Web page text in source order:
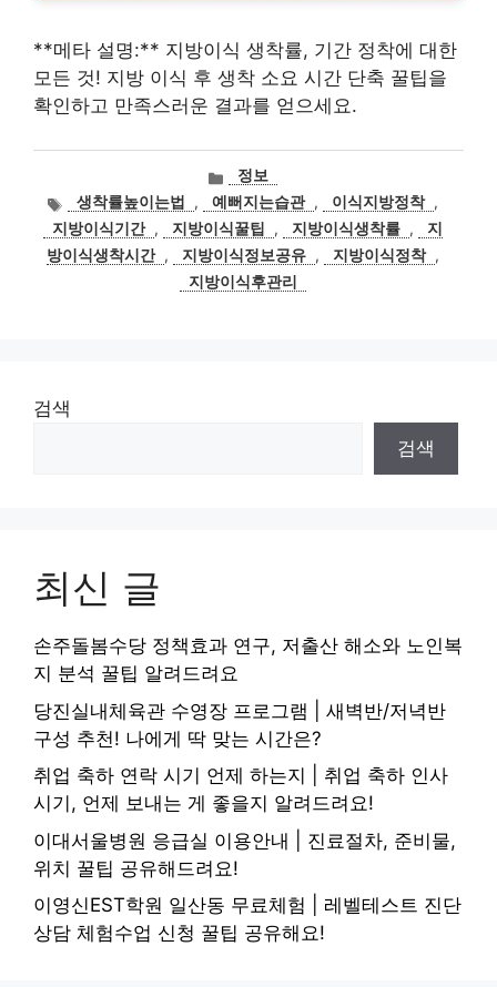
**메타 설명:** 지방이식 생착률, 기간 정착에 대한
모든 것! 지방 이식 후 생착 소요 시간 단축 꿀팁을
확인하고 만족스러운 결과를 얻으세요.
카
테
고
리
정보
태
그
생착률높이는법 , 예뻐지는습관 , 이식지방정착 ,
지방이식기간 , 지방이식꿀팁 , 지방이식생착률 ,
지
방이식생착시간 , 지방이식정보공유 , 지방이식정착 ,
지방이식후관리
검색
검색
최신 글
손주돌봄수당 정책효과 연구, 저출산 해소와 노인복
지 분석 꿀팁 알려드려요
당진실내체육관 수영장 프로그램 | 새벽반/저녁반
구성 추천! 나에게 딱 맞는 시간은?
취업 축하 연락 시기 언제 하는지 | 취업 축하 인사
시기, 언제 보내는 게 좋을지 알려드려요!
이대서울병원 응급실 이용안내 | 진료절차, 준비물,
위치 꿀팁 공유해드려요!
이영신EST학원 일산동 무료체험 | 레벨테스트 진단
상담 체험수업 신청 꿀팁 공유해요!